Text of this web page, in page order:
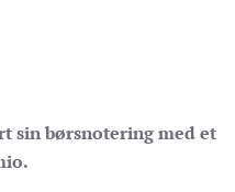
sin børsnotering med et